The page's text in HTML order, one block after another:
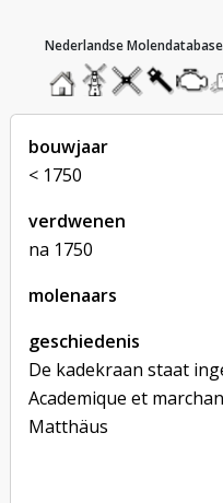
homemolendatabase
bouwjaar
< 1750
verdwenen
na 1750
molenaars
geschiedenis
De kadekraan staat
Academique et
Matthäus